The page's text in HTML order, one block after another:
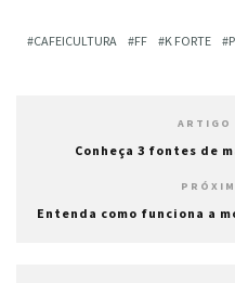
CAFEICULTURA FF K FORTE
ARTIGO
Conheça 3 fontes de
Entenda como funciona a